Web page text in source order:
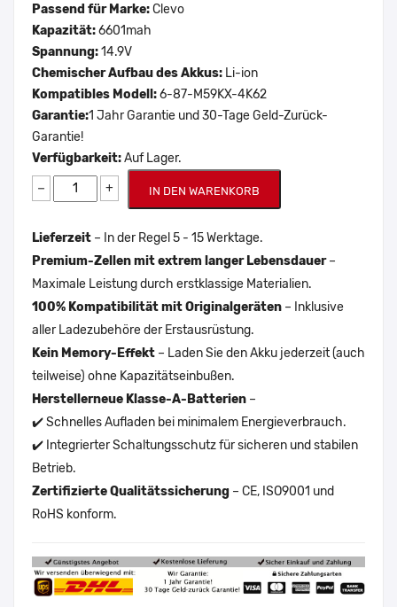
Passend für Marke:Clevo
Kapazität:6601mah
Spannung:14.9V
Chemischer Aufbau des Akkus: Li-ion
Kompatibles Modell:6-87-M59KX-4K62
Garantie:1 Jahr Garantie und 30-Tage Geld-Zurück-
Garantie!
Verfügbarkeit:Auf Lager.
− + IN DEN WARENKORB
Lieferzeit – In der Regel 5 - 15 Werktage.
Premium-Zellen mit extrem langer Lebensdauer–
Maximale Leistung durch erstklassige Materialien.
100% Kompatibilität mit Originalgeräten – Inklusive
aller Ladezubehöre der Erstausrüstung.
Kein Memory-Effekt – Laden Sie den Akku jederzeit (auch
teilweise) ohne Kapazitätseinbußen.
Herstellerneue Klasse-A-Batterien –
✔️ Schnelles Aufladen bei minimalem Energieverbrauch.
✔️ Integrierter Schaltungsschutz für sicheren und stabilen
Betrieb.
Zertifizierte Qualitätssicherung – CE, ISO9001 und
RoHS konform.